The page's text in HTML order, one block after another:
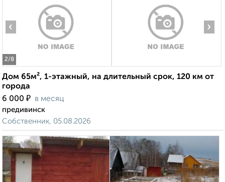
2/8
‹ ›
Дом 65м², 1-этажный, на длительный срок, 120 км от
города
6 000 ₽ в месяц
предивинск
Собственник, 05.08.2026